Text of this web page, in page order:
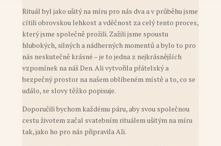
Rituál byl jako ušitý na míru pro nás dva a v průběhu jsme
cítili obrovskou lehkost a vděčnost za celý tento proces,
který jsme společně prožili. Zažili jsme spoustu
hlubokých, silných a nádherných momentů a bylo to pro
nás neskutečně krásné – je to jedna z nejkrásnějších
vzpomínek na náš Den. Ali vytvořila přátelský a
bezpečný prostor na našem oblíbeném místě a to, co se
událo, se slovy těžko popisuje.
Doporučili bychom každému páru, aby svou společnou
cestu životem začal svatebním rituálem ušitým na míru
tak, jako ho pro nás připravila Ali.